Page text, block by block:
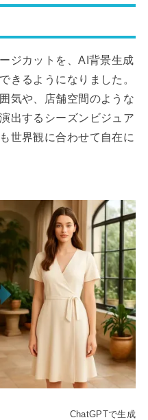
ジカットを、AI背景生成
きるようになりました。
気や、店舗空間のような
出するシーズンビジュア
世界観に合わせて自在に
で生成